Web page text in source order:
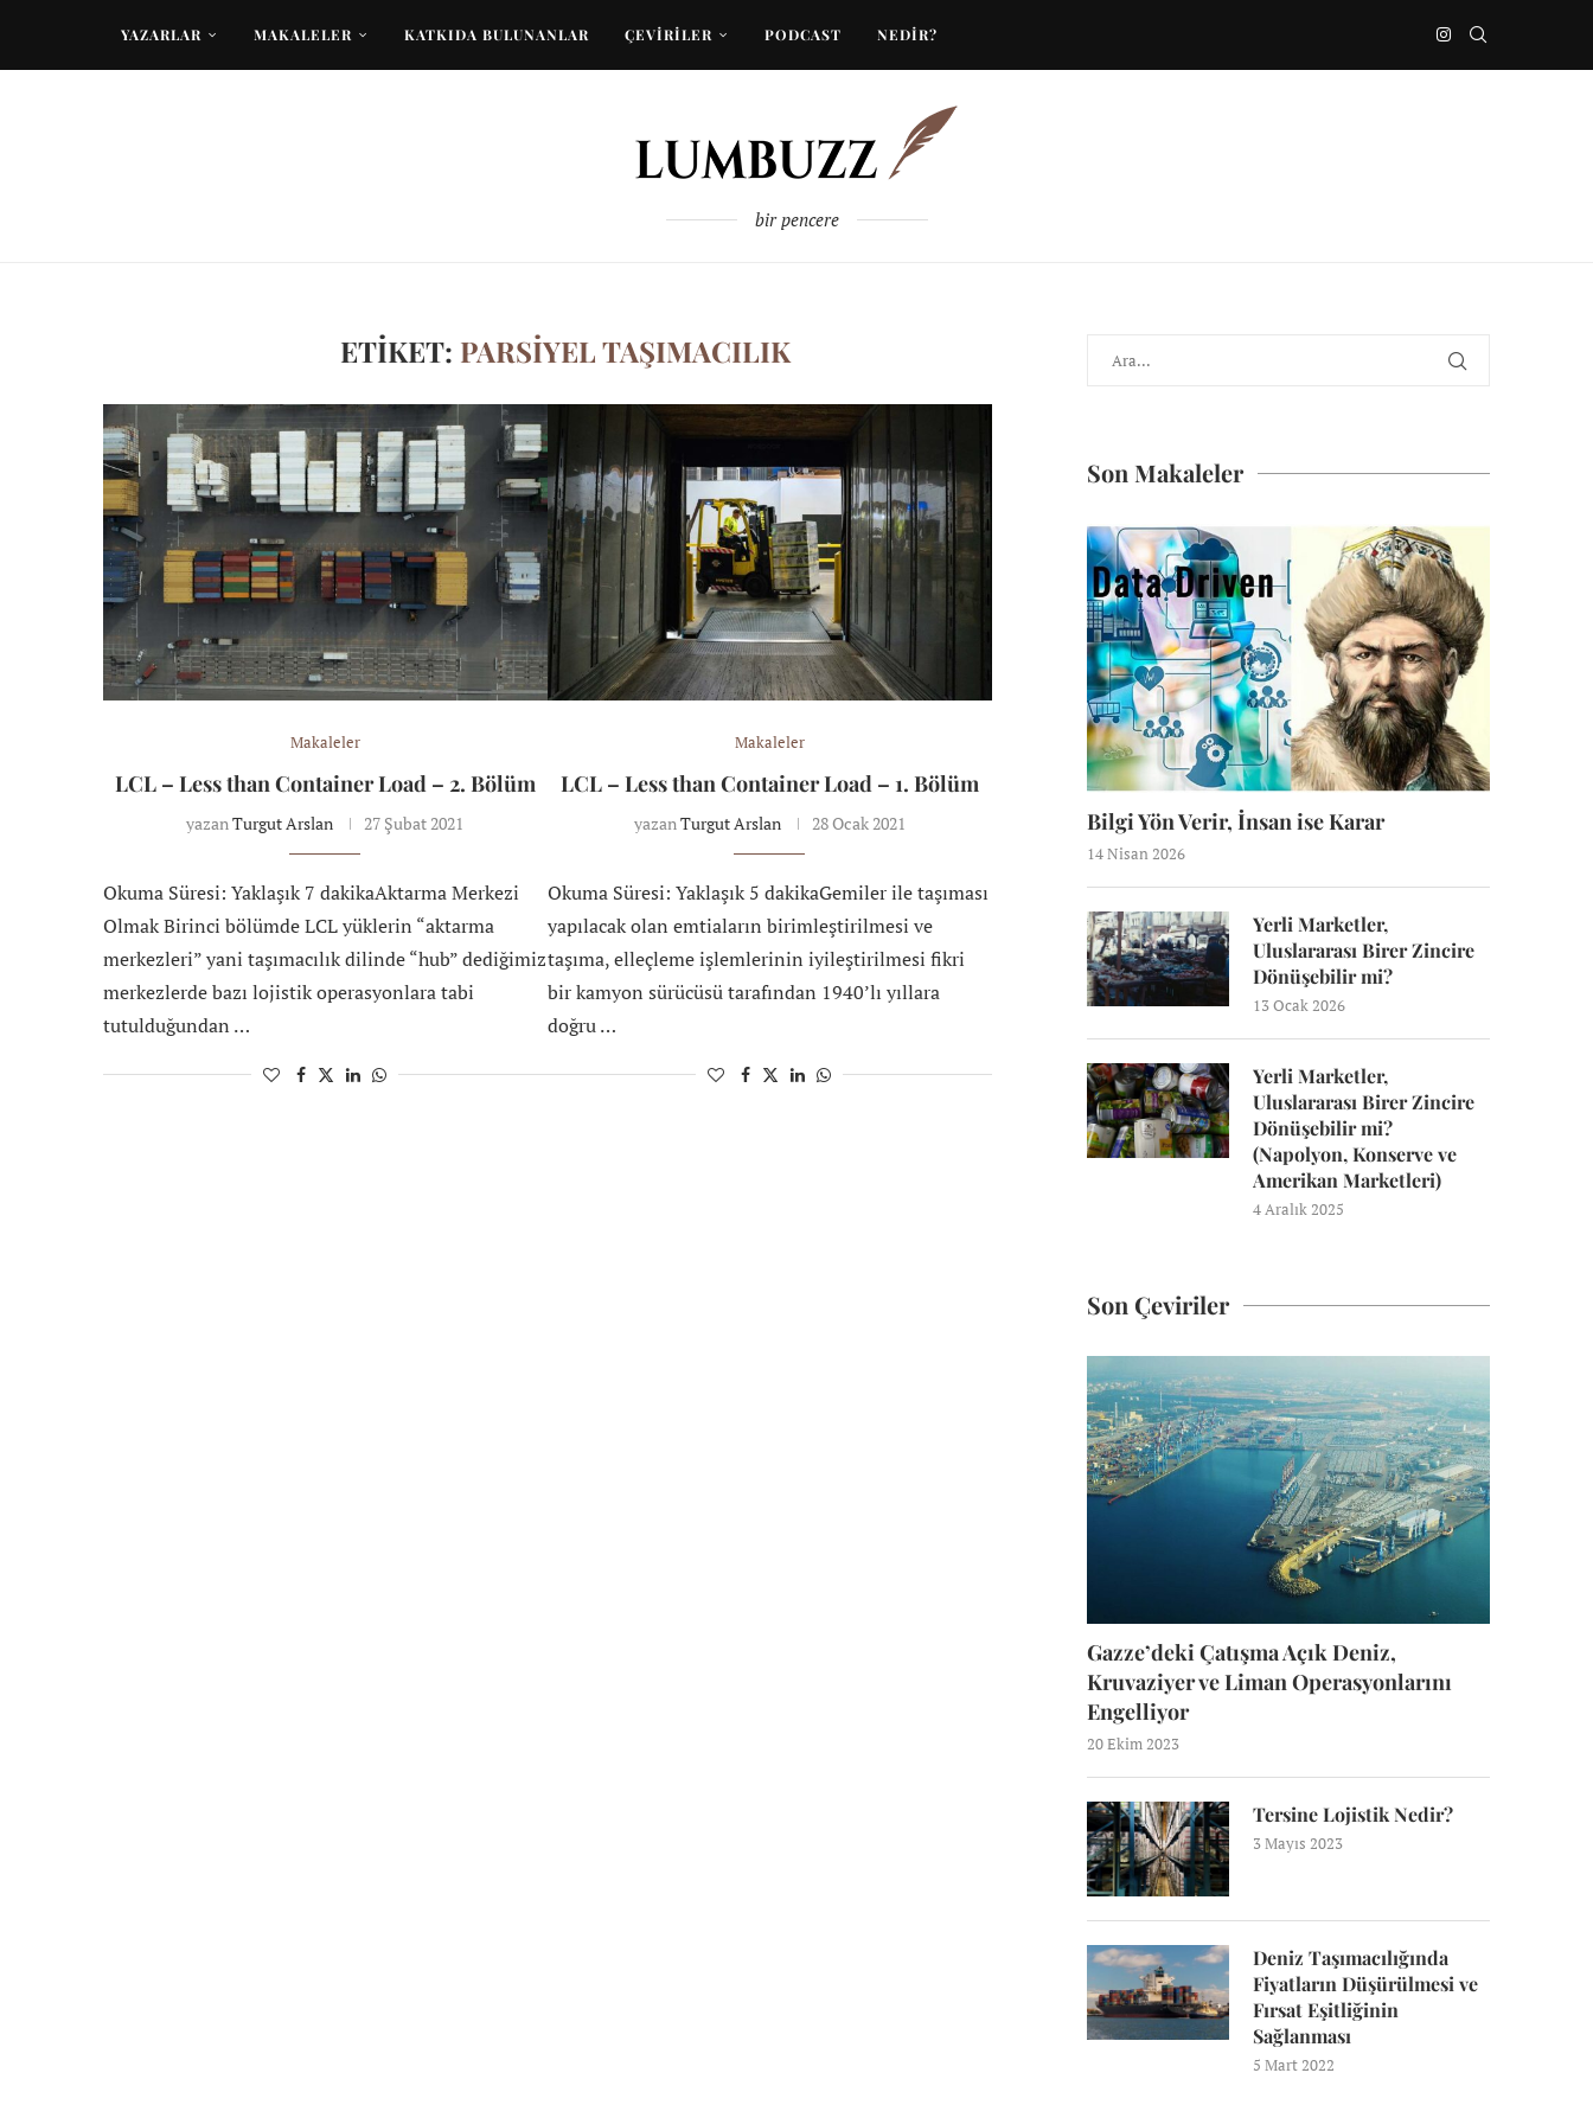
YAZARLAR MAKALELER KATKIDA BULUNANLAR ÇEVİRİLER PODCAST NEDİR?
bir pencere
ETIKET: PARSIYEL TAŞIMACILIK
Makaleler
LCL – Less than Container Load – 2. Bölüm
yazanTurgut Arslan 27 Şubat 2021
Okuma Süresi: Yaklaşık 7 dakikaAktarma Merkezi
Olmak Birinci bölümde LCL yüklerin “aktarma
merkezleri” yani taşımacılık dilinde “hub” dediğimiz
merkezlerde bazı lojistik operasyonlara tabi
tutulduğundan …
Makaleler
LCL – Less than Container Load – 1. Bölüm
yazanTurgut Arslan 28 Ocak 2021
Okuma Süresi: Yaklaşık 5 dakikaGemiler ile taşıması
yapılacak olan emtiaların birimleştirilmesi ve
taşıma, elleçleme işlemlerinin iyileştirilmesi fikri
bir kamyon sürücüsü tarafından 1940’lı yıllara
doğru …
Son Makaleler
Bilgi Yön Verir, İnsan ise Karar
14 Nisan 2026
Yerli Marketler,
Uluslararası Birer Zincire
Dönüşebilir mi?
13 Ocak 2026
Yerli Marketler,
Uluslararası Birer Zincire
Dönüşebilir mi?
(Napolyon, Konserve ve
Amerikan Marketleri)
4 Aralık 2025
Son Çeviriler
Gazze’deki Çatışma Açık Deniz,
Kruvaziyer ve Liman Operasyonlarını
Engelliyor
20 Ekim 2023
Tersine Lojistik Nedir?
3 Mayıs 2023
Deniz Taşımacılığında
Fiyatların Düşürülmesi ve
Fırsat Eşitliğinin
Sağlanması
5 Mart 2022